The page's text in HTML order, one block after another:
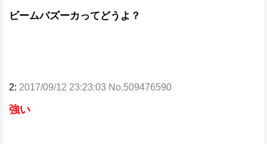
ビームバズーカってどうよ？
2: 2017/09/12 23:23:03 No.509476590
強い